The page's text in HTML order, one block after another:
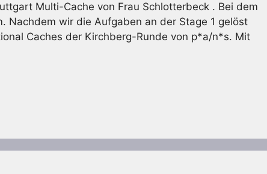
Multi-Cache von Frau Schlotterbeck . Bei dem
Nachdem wir die Aufgaben an der Stage 1 gelöst
Caches der Kirchberg-Runde von p*a/n*s. Mit